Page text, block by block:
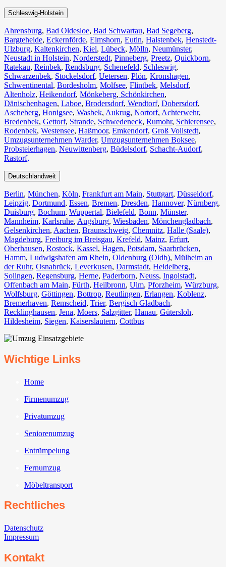
Schleswig-Holstein
Ahrensburg, Bad Oldesloe, Bad Schwartau, Bad Segeberg,
Bargteheide, Eckernförde, Elmshorn, Eutin, Halstenbek, Henstedt-
Ulzburg, Kaltenkirchen, Kiel, Lübeck, Mölln, Neumünster,
Neustadt in Holstein, Norderstedt, Pinneberg, Preetz, Quickborn,
Ratekau, Reinbek, Rendsburg, Schenefeld, Schleswig,
Schwarzenbek, Stockelsdorf, Uetersen, Plön, Kronshagen,
Schwentinental, Bordesholm, Molfsee, Flintbek, Melsdorf,
Altenholz, Heikendorf, Mönkeberg, Schönkirchen,
Dänischenhagen, Laboe, Brodersdorf, Wendtorf, Dobersdorf,
Ascheberg, Honigsee, Wasbek, Aukrug, Nortorf, Achterwehr,
Bredenbek, Gettorf, Strande, Schwedeneck, Rumohr, Schierensee,
Rodenbek, Westensee, Haßmoor, Emkendorf, Groß Vollstedt,
Umzugsunternehmen Warder, Umzugsunternehmen Boksee,
Probsteierhagen, Neuwittenberg, Büdelsdorf, Schacht-Audorf,
Rastorf,
Deutschlandweit
Berlin⁠, München, Köln⁠, Frankfurt am Main, Stuttgart, Düsseldorf,
Leipzig, Dortmund, Essen, Bremen, Dresden, Hannover, Nürnberg,
Duisburg⁠, Bochum, Wuppertal⁠, Bielefeld⁠, Bonn⁠, Münster⁠,
Mannheim, Karlsruhe, Augsburg, Wiesbaden⁠, Mönchengladbach⁠,
Gelsenkirchen⁠, Aachen⁠, Braunschweig, Chemnitz⁠, Halle (Saale)⁠,
Magdeburg, Freiburg im Breisgau⁠, Krefeld⁠, Mainz⁠, Erfurt,
Oberhausen⁠, Rostock⁠, Kassel⁠, Hagen, Potsdam, Saarbrücken⁠,
Hamm, Ludwigshafen am Rhein⁠, Oldenburg (Oldb), Mülheim an
der Ruhr, Osnabrück⁠, Leverkusen, Darmstadt⁠, Heidelberg,
Solingen, Regensburg, Herne⁠, Paderborn, Neuss, Ingolstadt,
Offenbach am Main, Fürth⁠, Heilbronn, Ulm⁠, Pforzheim, Würzburg,
Wolfsburg⁠, Göttingen, Bottrop, Reutlingen, Erlangen⁠, Koblenz,
Bremerhaven⁠, Remscheid, Trier⁠, Bergisch Gladbach,
Recklinghausen, Jena⁠, Moers⁠, Salzgitter⁠, Hanau, Gütersloh,
Hildesheim⁠, Siegen⁠, Kaiserslautern⁠, Cottbus⁠
Wichtige Links
Home
Firmenumzug
Privatumzug
Seniorenumzug
Entrümpelung
Fernumzug
Möbeltransport
Rechtliches
Datenschutz
Impressum
Kontakt